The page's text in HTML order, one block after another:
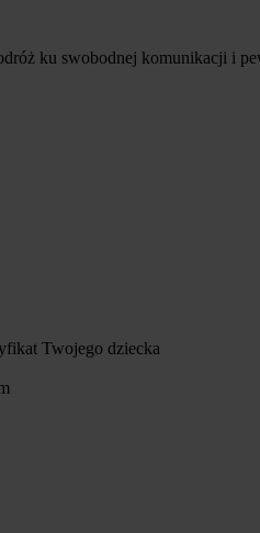
ku swobodnej komunikacji i
Twojego dziecka